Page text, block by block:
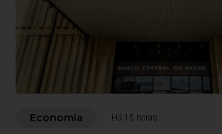
Economia Há 15 horas